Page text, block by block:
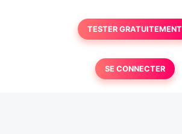
TESTER GRATUITEMENT
SE CONNECTER